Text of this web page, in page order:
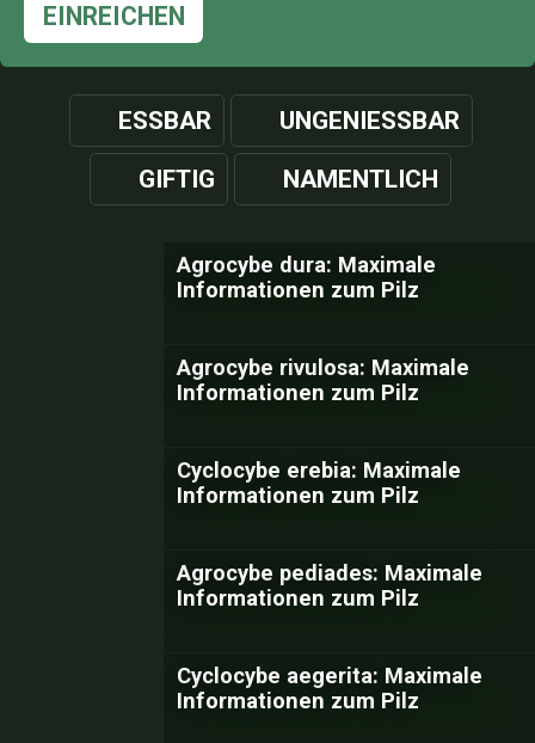
EINREICHEN
ESSBAR UNGENIESSBAR
GIFTIG NAMENTLICH
Agrocybe dura: Maximale
Informationen zum Pilz
Agrocybe rivulosa: Maximale
Informationen zum Pilz
Cyclocybe erebia: Maximale
Informationen zum Pilz
Agrocybe pediades: Maximale
Informationen zum Pilz
Cyclocybe aegerita: Maximale
Informationen zum Pilz